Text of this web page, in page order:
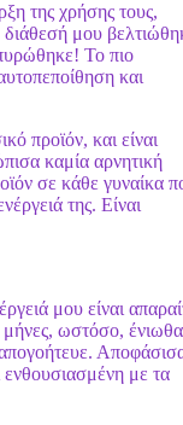
της χρήσης τους,
μου
Το πιο
και
προϊόν, και είναι
καμία αρνητική
σε κάθε γυναίκα
της. Είναι
μου είναι
μήνες, ωστόσο, ένιωθα
ενθουσιασμένη με τα